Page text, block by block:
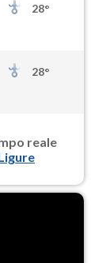
28°
28°
reale